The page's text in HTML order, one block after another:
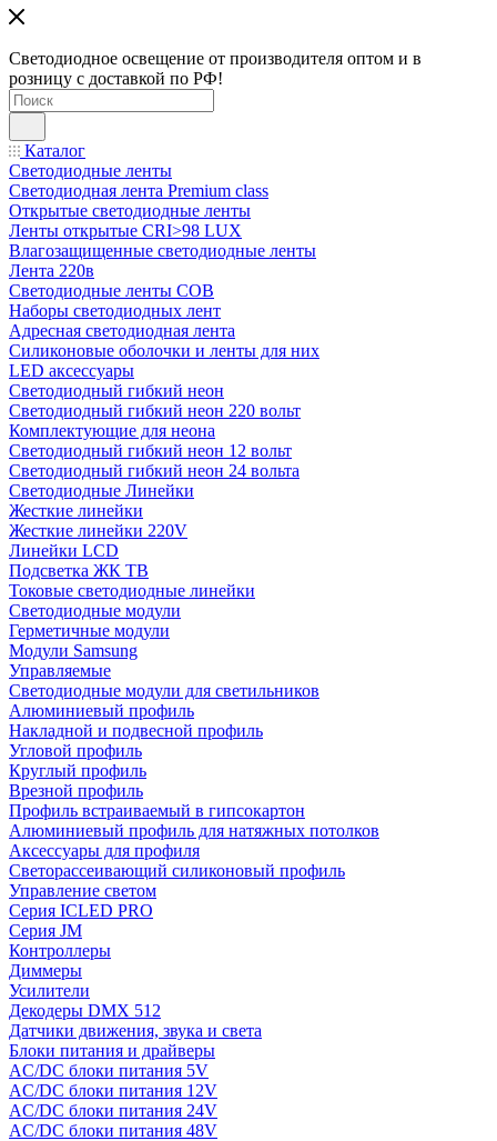
Светодиодное освещение от производителя оптом и в
розницу с доставкой по РФ!
Каталог
Светодиодные ленты
Светодиодная лента Premium class
Открытые светодиодные ленты
Ленты открытые CRI>98 LUX
Влагозащищенные светодиодные ленты
Лента 220в
Светодиодные ленты COB
Наборы светодиодных лент
Адресная светодиодная лента
Силиконовые оболочки и ленты для них
LED аксессуары
Светодиодный гибкий неон
Светодиодный гибкий неон 220 вольт
Комплектующие для неона
Светодиодный гибкий неон 12 вольт
Светодиодный гибкий неон 24 вольта
Светодиодные Линейки
Жесткие линейки
Жесткие линейки 220V
Линейки LCD
Подсветка ЖК ТВ
Токовые светодиодные линейки
Светодиодные модули
Герметичные модули
Модули Samsung
Управляемые
Светодиодные модули для светильников
Алюминиевый профиль
Накладной и подвесной профиль
Угловой профиль
Круглый профиль
Врезной профиль
Профиль встраиваемый в гипсокартон
Алюминиевый профиль для натяжных потолков
Аксессуары для профиля
Светорассеивающий силиконовый профиль
Управление светом
Серия ICLED PRO
Серия JM
Контроллеры
Диммеры
Усилители
Декодеры DMX 512
Датчики движения, звука и света
Блоки питания и драйверы
AC/DC блоки питания 5V
AC/DC блоки питания 12V
AC/DC блоки питания 24V
AC/DC блоки питания 48V